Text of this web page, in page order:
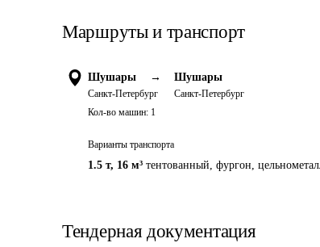
Маршруты и транспорт
Шушары →
Санкт-Петербург
Шушары
Санкт-Петербург
Кол-во машин: 1
Варианты транспорта
1.5 т, 16 м³ тентованный, фургон,
Тендерная документация